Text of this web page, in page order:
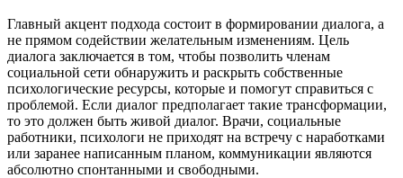
Главный акцент подхода состоит в формировании диалога, а
не прямом содействии желательным изменениям. Цель
диалога заключается в том, чтобы позволить членам
социальной сети обнаружить и раскрыть собственные
психологические ресурсы, которые и помогут справиться с
проблемой. Если диалог предполагает такие трансформации,
то это должен быть живой диалог. Врачи, социальные
работники, психологи не приходят на встречу с наработками
или заранее написанным планом, коммуникации являются
абсолютно спонтанными и свободными.